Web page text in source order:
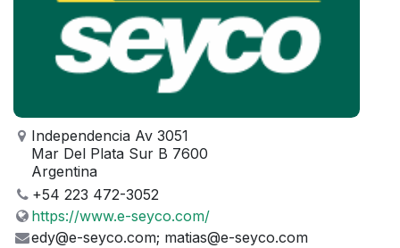
Independencia Av 3051
Mar Del Plata Sur B 7600
Argentina
+54 223 472-3052
https://www.e-seyco.com/
edy@e-seyco.com; matias@e-seyco.com